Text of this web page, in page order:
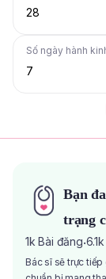
Số ngày hành
Bạn
trạng
1k Bài đăng·6.1k
Bác sĩ sẽ trực tiếp